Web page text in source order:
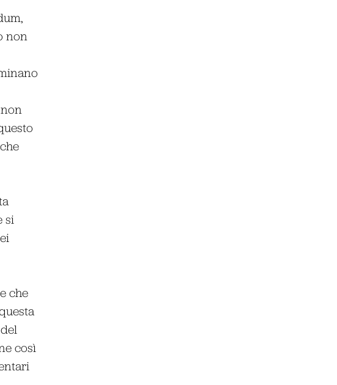
non
si
che
così